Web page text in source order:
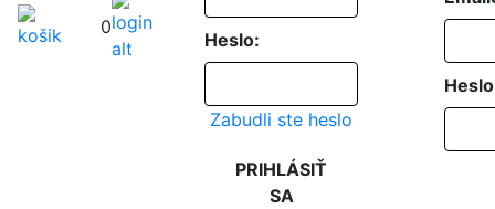
0
Heslo:
Zabudli ste heslo
PRIHLÁSIŤ
SA